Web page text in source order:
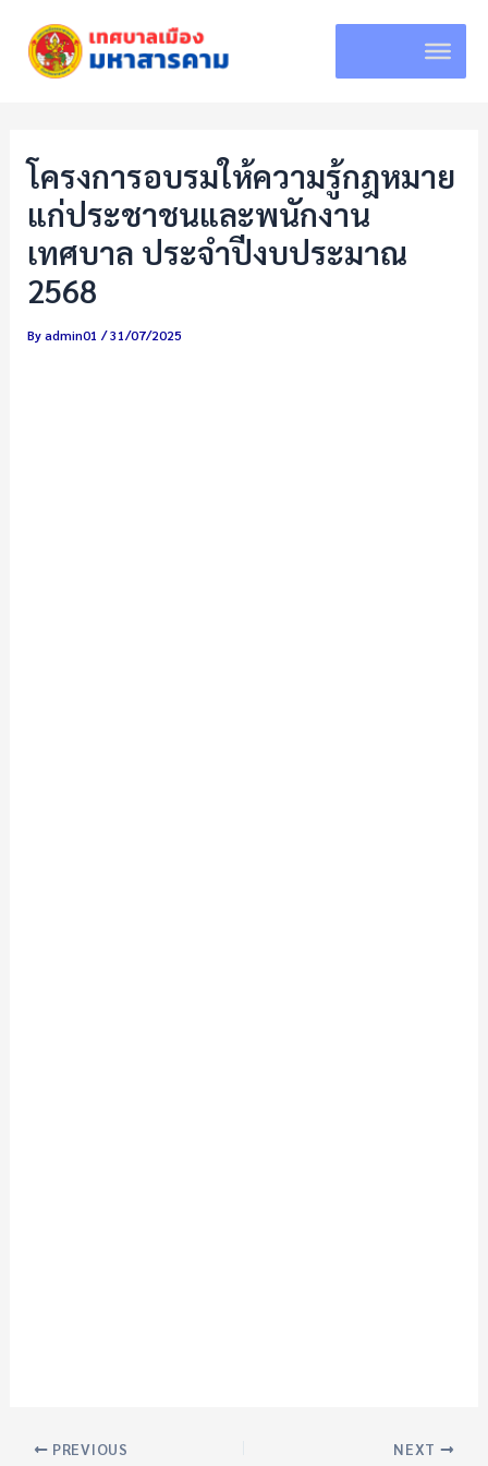
content
โครงการอบรมให้ความรู้กฎหมาย
แก่ประชาชนและพนักงาน
เทศบาล ประจำปีงบประมาณ
2568
Byadmin01/31/07/2025
PREVIOUS NEXT